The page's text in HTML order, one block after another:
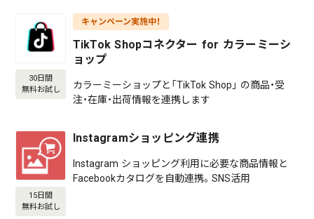
30日間
無料お試し
キャンペーン実施中！
TikTok Shopコネクター for カラーミーシ
ョップ
カラーミーショップと「TikTok Shop」 の商品・受
注・在庫・出荷情報を連携します
15日間
無料お試し
Instagramショッピング連携
Instagram ショッピング利用に必要な商品情報と
Facebookカタログを自動連携。SNS活用